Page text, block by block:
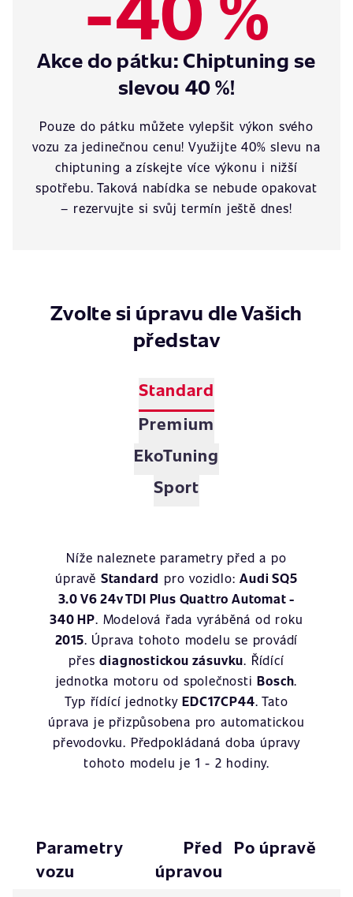
Akce do pátku: Chiptuning se
slevou 40 %!
Pouze do pátku můžete vylepšit výkon svého
vozu za jedinečnou cenu! Využijte 40% slevu na
chiptuning a získejte více výkonu i nižší
spotřebu. Taková nabídka se nebude opakovat
– rezervujte si svůj termín ještě dnes!
Zvolte si úpravu dle Vašich
představ
Standard
Premium
EkoTuning
Sport
Níže naleznete parametry před a po
úpravě Standard pro vozidlo:Audi SQ5
3.0 V6 24v TDI Plus Quattro Automat -
340 HP. Modelová řada vyráběná od roku
2015. Úprava tohoto modelu se provádí
přesdiagnostickou zásuvku. Řídící
jednotka motoru od společnostiBosch.
Typ řídící jednotkyEDC17CP44. Tato
úprava je přizpůsobena pro automatickou
převodovku. Předpokládaná doba úpravy
tohoto modelu je 1 - 2 hodiny.
Parametry
vozu
Před
úpravou
Po úpravě